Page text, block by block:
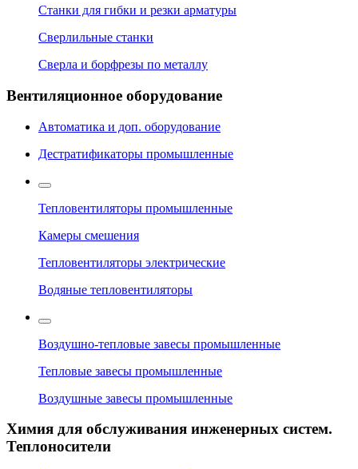
Станки для гибки и резки арматуры
Сверлильные станки
Сверла и борфрезы по металлу
Вентиляционное оборудование
Автоматика и доп. оборудование
Дестратификаторы промышленные
Тепловентиляторы промышленные
Камеры смешения
Тепловентиляторы электрические
Водяные тепловентиляторы
Воздушно-тепловые завесы промышленные
Тепловые завесы промышленные
Воздушные завесы промышленные
Химия для обслуживания инженерных систем.
Теплоносители